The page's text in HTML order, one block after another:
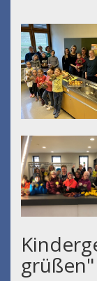
grüßen"